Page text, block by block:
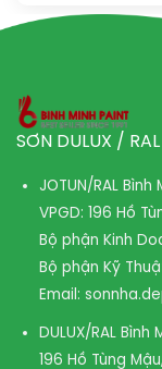
SƠN DULUX /
JOTUN/RAL Bình
VPGD: 196 Hồ
Bộ phận Kinh
Bộ phận Kỹ
Email:
DULUX/RAL
196 Hồ Tùng